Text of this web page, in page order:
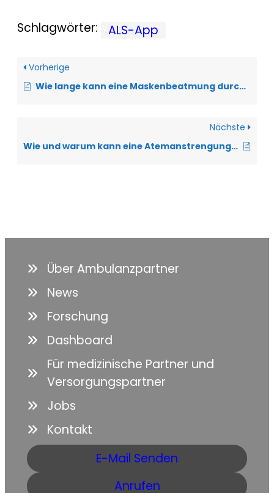
Schlagwörter: ALS-App
Vorherige
Wie lange kann eine Maskenbeatmung durchgeführt werden?
Nächste
Wie und warum kann eine Atemanstrengung in der ALS-App dokumentiert werden?
Über Ambulanzpartner
News
Forschung
Dashboard
Für medizinische Partner und
Versorgungspartner
Jobs
Kontakt
E-Mail Senden
Anrufen